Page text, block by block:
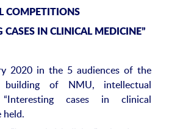
COMPETITIONS
CASES IN CLINICAL MEDICINE”
2020 in the 5 audiences of the
building of NMU, intellectual
“Interesting cases in clinical
held.